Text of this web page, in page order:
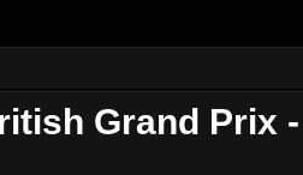
Grand Prix -